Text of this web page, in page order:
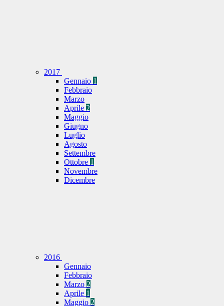
2017
Gennaio 1
Febbraio
Marzo
Aprile 2
Maggio
Giugno
Luglio
Agosto
Settembre
Ottobre 1
Novembre
Dicembre
2016
Gennaio
Febbraio
Marzo 2
Aprile 1
Maggio 2